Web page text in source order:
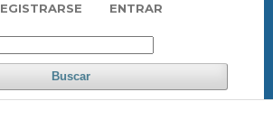
ENTRAR
Buscar